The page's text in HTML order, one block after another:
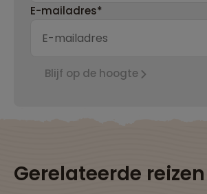
E-mailadres*
Blijf op de hoogte
Gerelateerde reizen